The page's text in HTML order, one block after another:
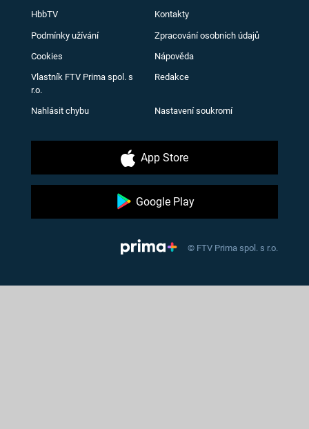
HbbTV Kontakty
Podmínky užívání Zpracování osobních údajů
Cookies Nápověda
Vlastník FTV Prima spol. s
r.o.
Redakce
Nahlásit chybu Nastavení soukromí
App Store
Google Play
© FTV Prima spol. s r.o.